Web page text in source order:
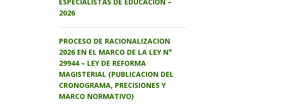
ESPECIALISTAS DE EDUCACION –
2026
PROCESO DE RACIONALIZACION
2026 EN EL MARCO DE LA LEY N°
29944 – LEY DE REFORMA
MAGISTERIAL (PUBLICACION DEL
CRONOGRAMA, PRECISIONES Y
MARCO NORMATIVO)